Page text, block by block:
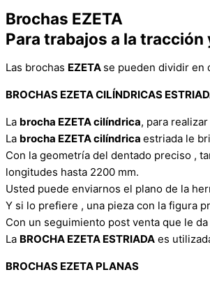
Brochas EZETA
Para trabajos a la tracción
Las brochas EZETA se pueden dividir en
BROCHAS EZETA CILÍNDRICAS
La brocha EZETA cilíndrica, para
La brocha EZETA cilíndrica estriada le
Con la geometría del dentado preciso ,
longitudes hasta 2200 mm.
Usted puede enviarnos el plano de la
Y si lo prefiere , una pieza con la figura
Con un seguimiento post venta que le
La BROCHA EZETA ESTRIADA es
BROCHAS EZETA PLANAS